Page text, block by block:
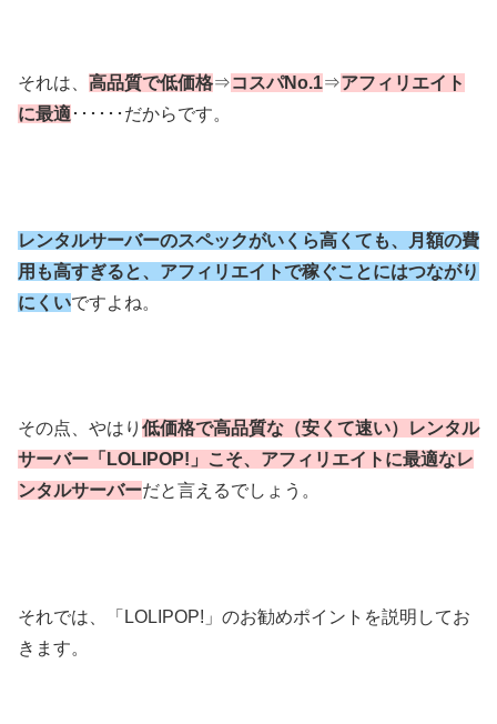
それは、 高品質で低価格⇒コスパNo.1⇒アフィリエイト
に最適 ･･････だからです。
レンタルサーバーのスペックがいくら高くても、月額の費
用も高すぎると、アフィリエイトで稼ぐことにはつながり
にくいですよね。
その点、やはり 低価格で高品質な（安くて速い）レンタル
サーバー「LOLIPOP!」こそ、アフィリエイトに最適なレ
ンタルサーバーだと言えるでしょう。
それでは、「LOLIPOP!」のお勧めポイントを説明してお
きます。